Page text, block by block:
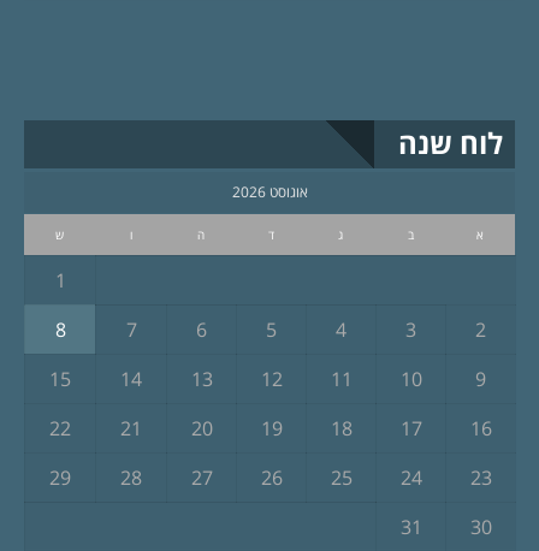
לוח שנה
אוגוסט 2026
א ב ג ד ה ו ש
1
2
3
4
5
6
7
8
9
10
11
12
13
14
15
16
17
18
19
20
21
22
23
24
25
26
27
28
29
30
31